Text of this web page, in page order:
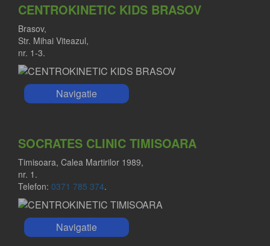
CENTROKINETIC KIDS BRASOV
Brasov,
Str. Mihai Viteazul,
nr. 1-3.
Navigatie
SOCRATES CLINIC TIMISOARA
Timisoara, Calea Martirilor 1989,
nr. 1.
Telefon: 0371 785 374.
Navigatie